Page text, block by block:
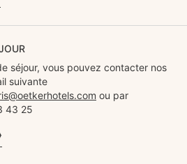
séjour, vous pouvez contacter nos
suivante
ou par
43 25